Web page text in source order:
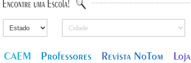
CAEM Professores Revista NoTom Loja